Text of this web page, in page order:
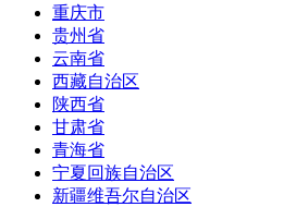
重庆市
贵州省
云南省
西藏自治区
陕西省
甘肃省
青海省
宁夏回族自治区
新疆维吾尔自治区